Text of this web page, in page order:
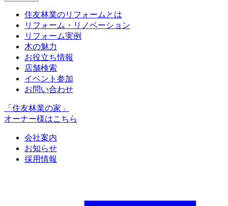
住友林業のリフォームとは
リフォーム・リノベーション
リフォーム実例
木の魅力
お役立ち情報
店舗検索
イベント参加
お問い合わせ
「住友林業の家」
オーナー様はこちら
会社案内
お知らせ
採用情報